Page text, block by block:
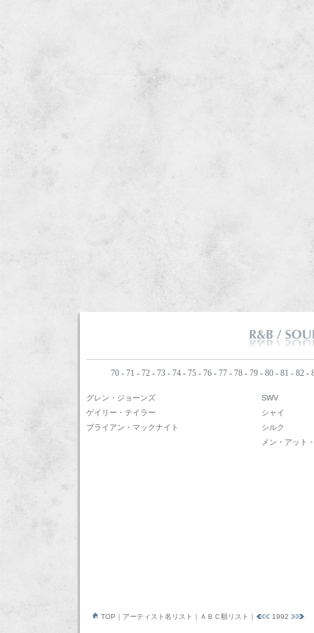
70 - 71 - 72 - 73 - 74 - 75 - 76 - 77 - 78 - 79 - 80 - 81 - 82 -
グレン・ジョーンズ
ゲイリー・テイラー
ブライアン・マックナイト
SWV
シャイ
シルク
メン・アット
TOP アーティスト名リスト ＡＢＣ順リスト 1992